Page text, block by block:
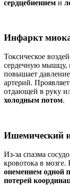
сердцебиением и
Инфаркт
Токсическое
сердечную мышцу,
повышает
артерий.
отдающей в руку
холодным потом.
Ишемический
Из-за спазма
кровотока в
онемением одной
потерей